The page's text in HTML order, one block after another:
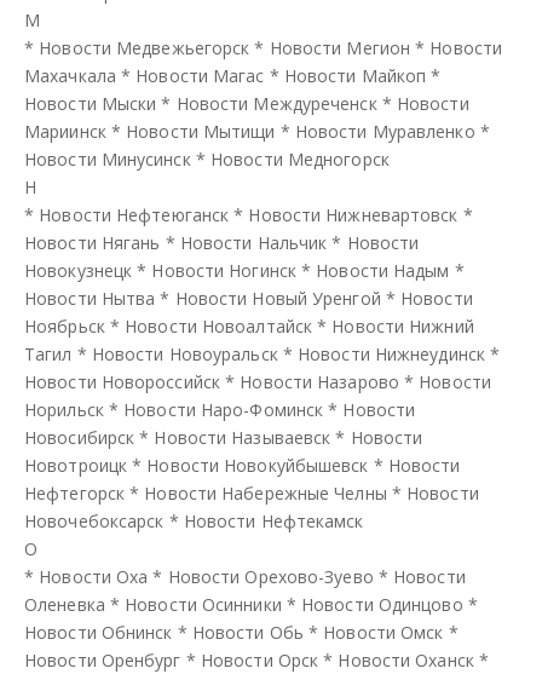
М
* Новости Медвежьегорск * Новости Мегион * Новости
Махачкала * Новости Магас * Новости Майкоп *
Новости Мыски * Новости Междуреченск* Новости
Мариинск* Новости Мытищи * Новости Муравленко *
Новости Минусинск* Новости Медногорск
Н
* Новости Нефтеюганск * Новости Нижневартовск *
Новости Нягань * Новости Нальчик * Новости
Новокузнецк * Новости Ногинск* Новости Надым *
Новости Нытва * Новости Новый Уренгой * Новости
Ноябрьск* Новости Новоалтайск * Новости Нижний
Тагил * Новости Новоуральск* Новости Нижнеудинск*
Новости Новороссийск * Новости Назарово * Новости
Норильск* Новости Наро-Фоминск * Новости
Новосибирск * Новости Называевск * Новости
Новотроицк * Новости Новокуйбышевск * Новости
Нефтегорск * Новости Набережные Челны * Новости
Новочебоксарск * Новости Нефтекамск
О
* Новости Оха * Новости Орехово-Зуево * Новости
Оленевка * Новости Осинники * Новости Одинцово *
Новости Обнинск * Новости Обь * Новости Омск *
Новости Оренбург * Новости Орск * Новости Оханск*